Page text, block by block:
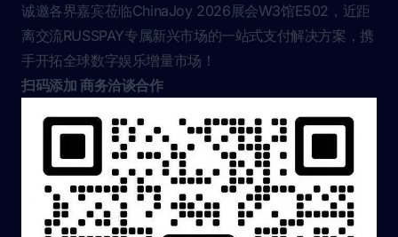
诚邀各界嘉宾莅临ChinaJoy 2026展会W3馆E502，近距
离交流RUSSPAY专属新兴市场的一站式支付解决方案，携
手开拓全球数字娱乐增量市场！
扫码添加 商务洽谈合作